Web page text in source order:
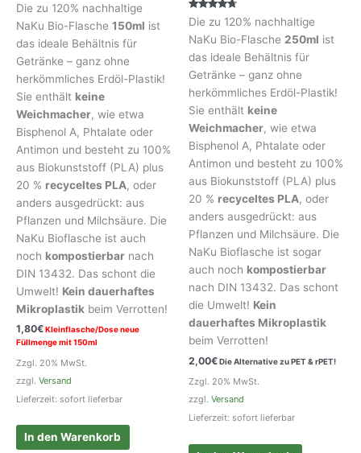
Die zu 120% nachhaltige
NaKu Bio-Flasche 150ml ist
das ideale Behältnis für
Getränke – ganz ohne
herkömmliches Erdöl-Plastik!
Sie enthält keine
Weichmacher, wie etwa
Bisphenol A, Phtalate oder
Antimon und besteht zu 100%
aus Biokunststoff (PLA) plus
20 % recyceltes PLA, oder
anders ausgedrückt: aus
Pflanzen und Milchsäure. Die
NaKu Bioflasche ist auch
noch kompostierbar nach
DIN 13432. Das schont die
Umwelt! Kein dauerhaftes
Mikroplastik beim Verrotten!
1,80€Kleinflasche/Dose neue
Füllmenge mit 150ml
Zzgl. 20% MwSt.
zzgl. Versand
Lieferzeit: sofort lieferbar
In den Warenkorb
Bewertet
mit
4.50
von 5
Die zu 120% nachhaltige
NaKu Bio-Flasche 250ml ist
das ideale Behältnis für
Getränke – ganz ohne
herkömmliches Erdöl-Plastik!
Sie enthält keine
Weichmacher, wie etwa
Bisphenol A, Phtalate oder
Antimon und besteht zu 100%
aus Biokunststoff (PLA) plus
20 % recyceltes PLA, oder
anders ausgedrückt: aus
Pflanzen und Milchsäure. Die
NaKu Bioflasche ist sogar
auch noch kompostierbar
nach DIN 13432. Das schont
die Umwelt! Kein
dauerhaftes Mikroplastik
beim Verrotten!
2,00€Die Alternative zu PET & rPET!
Zzgl. 20% MwSt.
zzgl. Versand
Lieferzeit: sofort lieferbar